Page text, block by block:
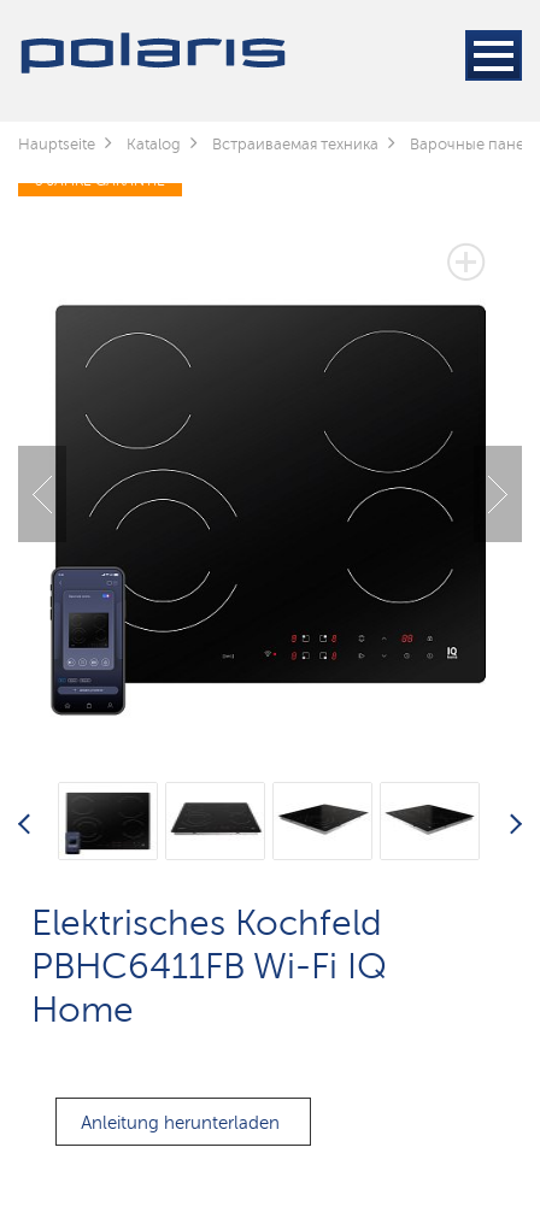
Hauptseite Katalog Встраиваемая техника Варочные
3 JAHRE GARANTIE
Elektrisches Kochfeld
PBHC6411FB Wi-Fi IQ
Home
Anleitung herunterladen